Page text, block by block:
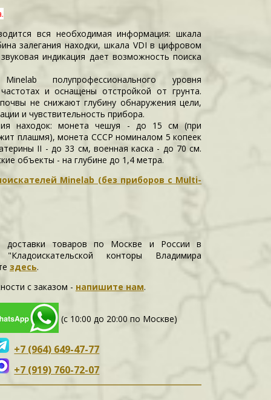
вся необходимая информация: шкала
залегания находки, шкала VDI в цифровом
индикация дает возможность поиска
полупрофессионального уровня
и оснащены отстройкой от грунта.
не снижают глубину обнаружения цели,
и чувствительность прибора.
находок: монета чешуя - до 15 см (при
плашмя), монета СССР номиналом 5 копеек
II - до 33 см, военная каска - до 70 см.
объекты - на глубине до 1,4 метра.
Minelab (без приборов с Multi-
доставки товаров по Москве и России в
"Кладоискательской конторы Владимира
здесь.
c заказом - напишите нам.
(с 10:00 до 20:00 по Москве)
+7 (964) 649-47-77
+7 (919) 760-72-07